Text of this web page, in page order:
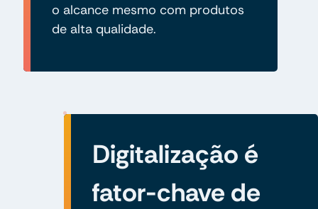
o alcance mesmo com produtos
de alta qualidade.
Digitalização é
fator-chave de